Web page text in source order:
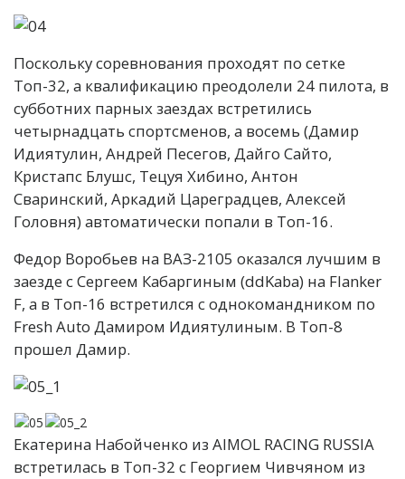
Поскольку соревнования проходят по сетке
Топ-32, а квалификацию преодолели 24 пилота, в
субботних парных заездах встретились
четырнадцать спортсменов, а восемь (Дамир
Идиятулин, Андрей Песегов, Дайго Сайто,
Кристапс Блушс, Тецуя Хибино, Антон
Сваринский, Аркадий Цареградцев, Алексей
Головня) автоматически попали в Топ-16.
Федор Воробьев на ВАЗ-2105 оказался лучшим в
заезде с Сергеем Кабаргиным (ddKaba) на Flanker
F, а в Топ-16 встретился с однокомандником по
Fresh Auto Дамиром Идиятулиным. В Топ-8
прошел Дамир.
Екатерина Набойченко из AIMOL RACING RUSSIA
встретилась в Топ-32 с Георгием Чивчяном из